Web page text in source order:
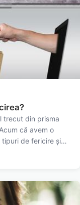
trecut din prisma
că avem o
de fericire și
puțin pe